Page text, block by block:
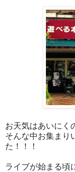
お天気はあいにく
そんな中お集まり
た！！！
ライブが始まる頃